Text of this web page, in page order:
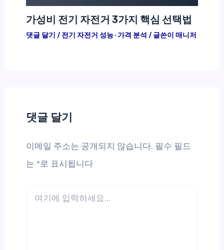
가성비 전기 자전거 3가지 핵심 선택법
댓글 달기 / 전기 자전거 성능 · 가격 분석 / 글쓴이 매니저
댓글 달기
이메일 주소는 공개되지 않습니다. 필수 필드
는 *로 표시됩니다